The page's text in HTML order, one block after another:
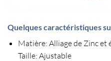
Quelques caractéristiques
Matière: Alliage de Zinc et
Taille: Ajustable